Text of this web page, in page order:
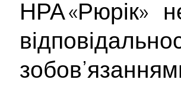
НРА «Рюрік»